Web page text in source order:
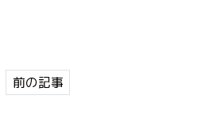
前の記事